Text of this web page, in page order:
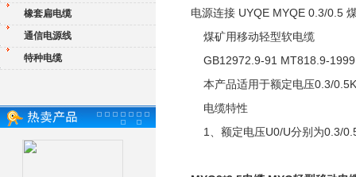
橡套扁电缆
通信电源线
特种电缆
电源连接 UYQE MYQE 0.3/0.5
煤矿用移动轻型软电缆
GB12972.9-91 MT818.9-1999
本产品适用于额定电压0.3/
电缆特性
1、额定电压U0/U分别为0.3/